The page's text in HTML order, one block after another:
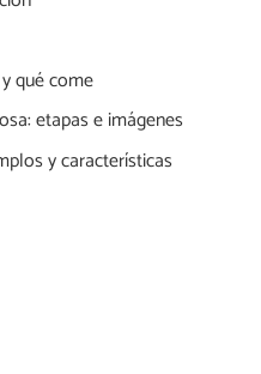
qué come
etapas e imágenes
y características